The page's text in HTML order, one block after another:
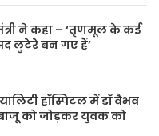
ने कहा – ‘तृणमूल के कई
लुटेरे बन गए हैं’
हॉस्पिटल में डॉ वैभव
को जोड़कर युवक को